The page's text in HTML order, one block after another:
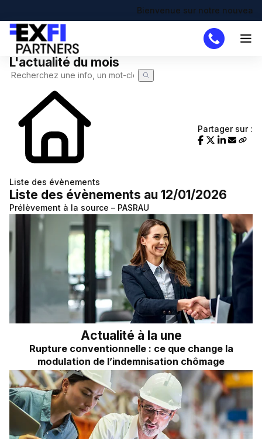
Bienvenue sur notre nouveau site !
Cabinet
Missions
DAF
Créateur
Simulateurs
Recherche de code APE
Chômage partiel
Frais kilométriques
Revenu du dirigeant
TNS
Impôts sur les sociétés
Dividendes
Actualité à la une
Calendrier fiscal
Infographie RSE du mois
Transformation digitale
Quizz RH&VOUS ?
Bien-être en entreprise
Place à l'Expert
Sondage du mois
Demande de devis
L'actualité du mois
Liste des évènements
Partager sur :
Liste des évènements au 12/01/2026
Prélèvement à la source – PASRAU
Actualité à la une
Rupture conventionnelle : ce que change la
modulation de l’indemnisation chômage